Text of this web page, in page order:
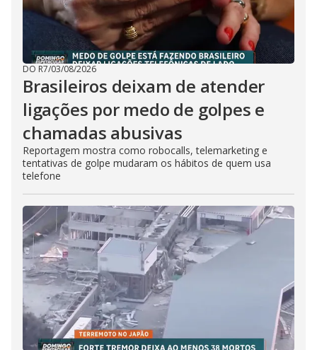
DO R7/03/08/2026
Brasileiros deixam de atender
ligações por medo de golpes e
chamadas abusivas
Reportagem mostra como robocalls, telemarketing e
tentativas de golpe mudaram os hábitos de quem usa
telefone